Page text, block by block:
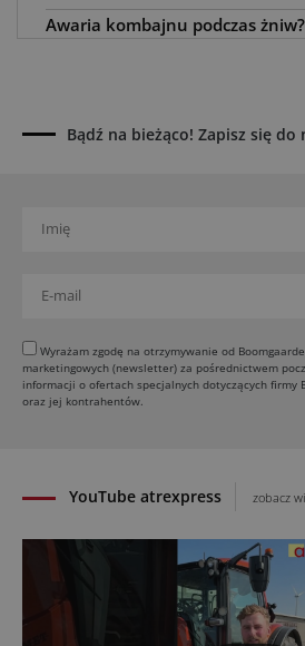
Awaria kombajnu podczas
Fendt, Valtra i Massey Ferguson
maszyn rolniczych
bijakowe
Rzepak hybrydowy: sposób na
Europejski przemysł maszyn
01.08.2026
Elektryczne maszyny terenowe:
YouTube atrexpress zobacz
Bądź na bieżąco! Zapisz się do
Wyrażam zgodę na otrzymywanie od
marketingowych (newsletter) za pośrednictwem
informacji o ofertach specjalnych dotyczących firmy
oraz jej kontrahentów.